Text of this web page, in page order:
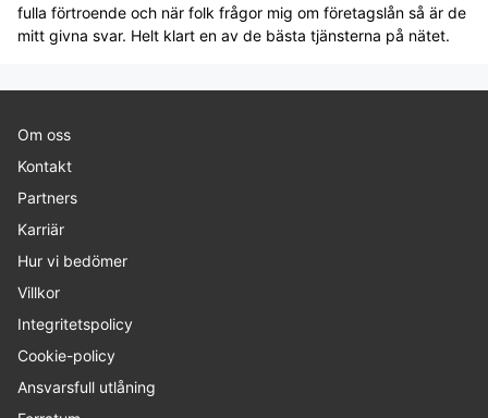
fulla förtroende och när folk frågor mig om företagslån så är de
mitt givna svar. Helt klart en av de bästa tjänsterna på nätet.
Om oss
Kontakt
Partners
Karriär
Hur vi bedömer
Villkor
Integritetspolicy
Cookie-policy
Ansvarsfull utlåning